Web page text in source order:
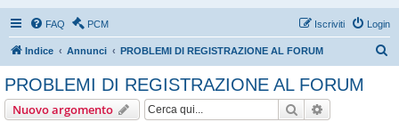
FAQ PCM Login
Iscriviti
Indice Annunci PROBLEMI DI REGISTRAZIONE AL FORUM
PROBLEMI DI REGISTRAZIONE AL FORUM
Nuovo argomento Cerca